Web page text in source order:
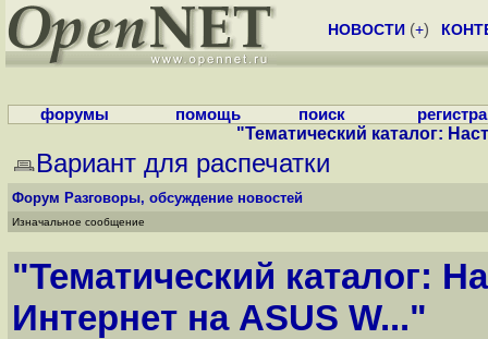
НОВОСТИ (+)
форумы помощь поиск
"Тематический каталог:
Вариант для распечатки
Форум Разговоры, обсуждение новостей
Изначальное сообщение
"Тематический каталог:
Интернет на ASUS W..."